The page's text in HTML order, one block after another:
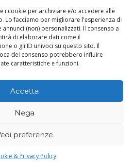
i cookie per archiviare e/o accedere alle
Lo facciamo per migliorare l'esperienza di
(non) personalizzati. Il consenso a
di elaborare dati come il
o gli ID univoci su questo sito. Il
del consenso potrebbero influire
caratteristiche e funzioni.
Accetta
Nega
preferenze
& Privacy Policy
14:00-18:30
14:00-18:30
Rossoxweb
Email Phone